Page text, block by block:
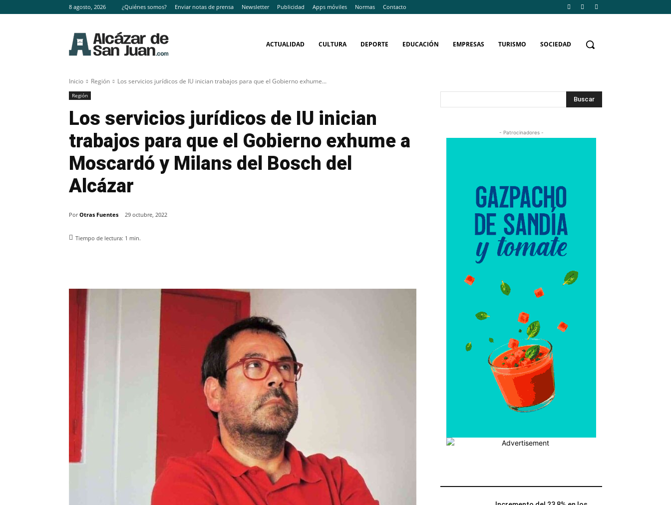
8 agosto, 2026 ¿Quiénes somos? Enviar notas de prensa Newsletter Publicidad Apps móviles Normas Contacto
ACTUALIDAD CULTURA DEPORTE EDUCACIÓN EMPRESAS TURISMO SOCIEDAD
Inicio Región Los servicios jurídicos de IU inician trabajos para que el Gobierno exhume...
Región
Los servicios jurídicos de IU inician
trabajos para que el Gobierno exhume a
Moscardó y Milans del Bosch del
Alcázar
Por Otras Fuentes 29 octubre, 2022
Tiempo de lectura: 1 min.
Buscar
- Patrocinadores -